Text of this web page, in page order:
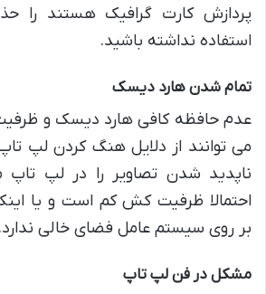
پردازش کارت گرافیک هستند را
استفاده نداشته باشید.
تمام شدن هارد دیسک
عدم حافظه کافی هارد دیسک و ظرفیت
می توانند از دلایل هنگ کردن لپ
ناپدید شدن تصاویر را در لپ تاپ
احتمالا ظرفیت کش کم است و یا
بر روی سیستم عامل فضای خالی ندارد.
مشکل در فن لپ تاپ